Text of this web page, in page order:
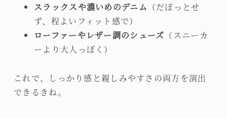
スラックスや濃いめのデニム （だぼっとせ
ず、程よいフィット感で）
ローファーやレザー調のシューズ （スニーカ
ーより大人っぽく）
これで、しっかり感と親しみやすさの両方を演出
できるきね。